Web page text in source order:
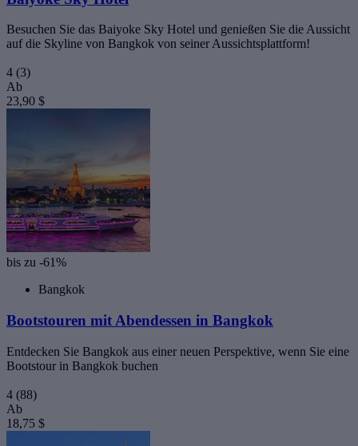
Besuchen Sie das Baiyoke Sky Hotel und genießen Sie die Aussicht
auf die Skyline von Bangkok von seiner Aussichtsplattform!
4 (3)
Ab
23,90 $
bis zu -61%
Bangkok
Bootstouren mit Abendessen in Bangkok
Entdecken Sie Bangkok aus einer neuen Perspektive, wenn Sie eine
Bootstour in Bangkok buchen
4 (88)
Ab
18,75 $